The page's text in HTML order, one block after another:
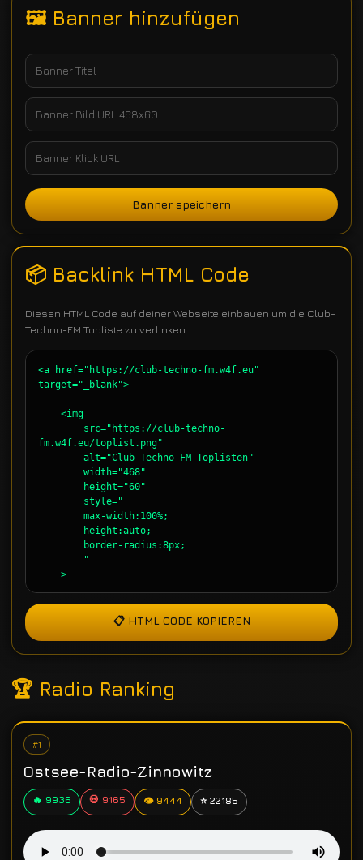
🖼 Banner hinzufügen
Banner speichern
📦 Backlink HTML Code
Diesen HTML Code auf deiner Webseite einbauen um die Club-
Techno-FM Topliste zu verlinken.
📋 HTML CODE KOPIEREN
🏆 Radio Ranking
#1
Ostsee-Radio-Zinnowitz
🔥 9936 💀 9165 👁 9444 ⭐ 22185